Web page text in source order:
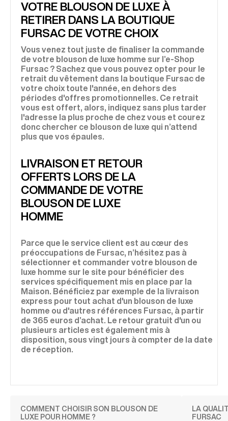
VOTRE BLOUSON DE LUXE À
RETIRER DANS LA BOUTIQUE
FURSAC DE VOTRE CHOIX
Vous venez tout juste de finaliser la commande
de votre blouson de luxe homme sur l’e-Shop
Fursac ? Sachez que vous pouvez opter pour le
retrait du vêtement dans la boutique Fursac de
votre choix toute l'année, en dehors des
périodes d'offres promotionnelles. Ce retrait
vous est offert, alors, indiquez sans plus tarder
l'adresse la plus proche de chez vous et courez
donc chercher ce blouson de luxe qui n’attend
plus que vos épaules.
LIVRAISON ET RETOUR
OFFERTS LORS DE LA
COMMANDE DE VOTRE
BLOUSON DE LUXE
HOMME
Parce que le service client est au cœur des
préoccupations de Fursac, n’hésitez pas à
sélectionner et commander votre blouson de
luxe homme sur le site pour bénéficier des
services spécifiquement mis en place par la
Maison. Bénéficiez par exemple de la livraison
express pour tout achat d'un blouson de luxe
homme ou d'autres références Fursac, à partir
de 365 euros d’achat. Le retour gratuit d'un ou
plusieurs articles est également mis à
disposition, sous vingt jours à compter de la date
de réception.
COMMENT CHOISIR SON BLOUSON DE
LUXE POUR HOMME ?
LA
FURSAC